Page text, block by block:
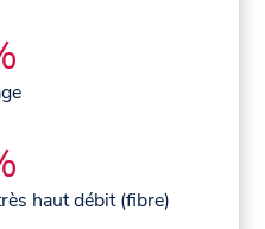
haut débit (fibre)